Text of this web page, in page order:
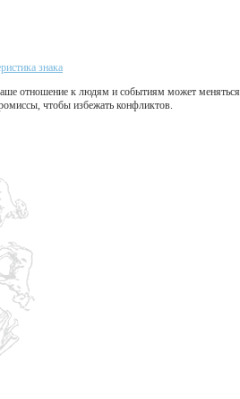
знака
отношение к людям и событиям может меняться
чтобы избежать конфликтов.